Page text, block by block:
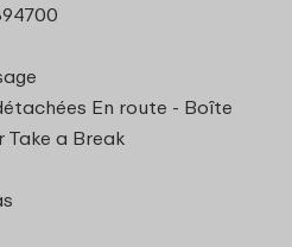
En route - Boîte
Take a Break